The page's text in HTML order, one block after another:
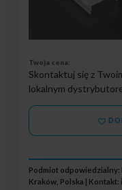
Twoja cena:
Skontaktuj się z
lokalnym
Podmiot odpowiedzialny:
Kraków, Polska | Kontakt: